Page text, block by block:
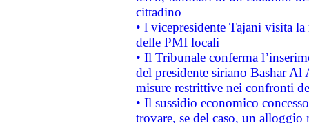
cittadino
• l vicepresidente Tajani visita
delle PMI locali
• Il Tribunale conferma
del presidente siriano Bashar Al
misure restrittive nei confronti
• Il sussidio economico
trovare, se del caso, un